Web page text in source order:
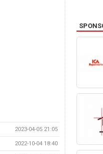
2023-04-05 21:05
2022-10-04 18:40